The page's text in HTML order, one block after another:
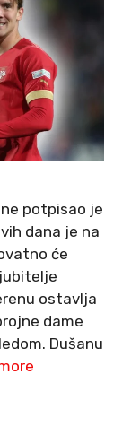
potpisao je
dana je na
će
ostavlja
dame
Dušanu